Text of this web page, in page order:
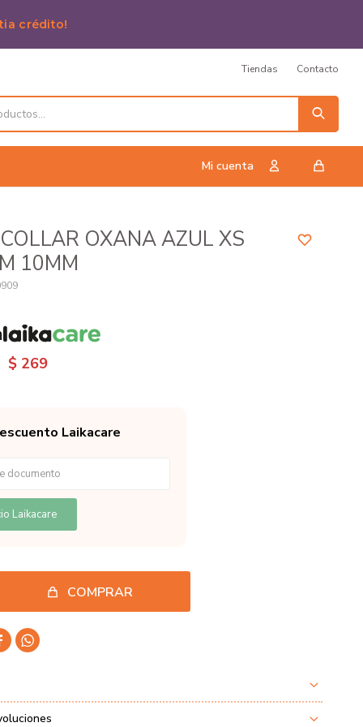
crédito!
Tiendas Contacto
OXANA AZUL XS
10MM
$ 269
Laikacare
Laikacare
COMPRAR
